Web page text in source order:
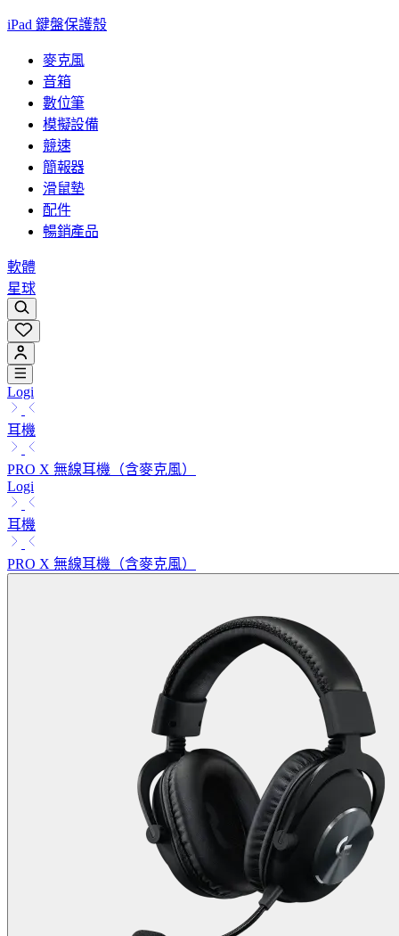
iPad 鍵盤保護殼
麥克風
音箱
數位筆
模擬設備
競速
簡報器
滑鼠墊
配件
暢銷產品
軟體
星球
Logi
耳機
PRO X 無線耳機（含麥克風）
Logi
耳機
PRO X 無線耳機（含麥克風）